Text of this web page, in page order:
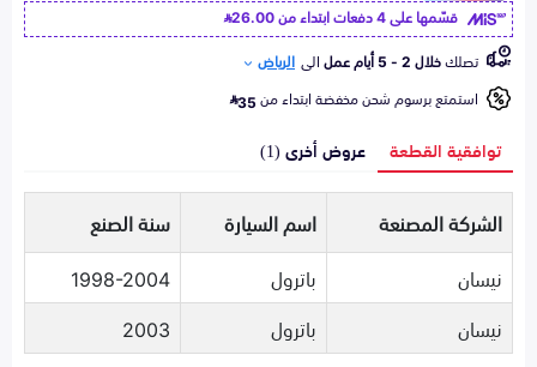
قسّمها على 4 دفعات ابتداء من
26.00
تصلكخلال 2 - 5 أيام عمل الى الرياض
استمتع برسوم شحن مخفضة ابتداء من35
توافقية القطعة عروض أخرى (1)
الشركة المصنعة اسم السيارة
سنة الصنع
نيسان
باترول
1998-2004
نيسان
باترول 2003